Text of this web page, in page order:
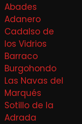
Abades
Adanero
Cadalso de
los Vidrios
Barraco
Burgohondo
Las Navas del
Marqués
Sotillo de la
Adrada